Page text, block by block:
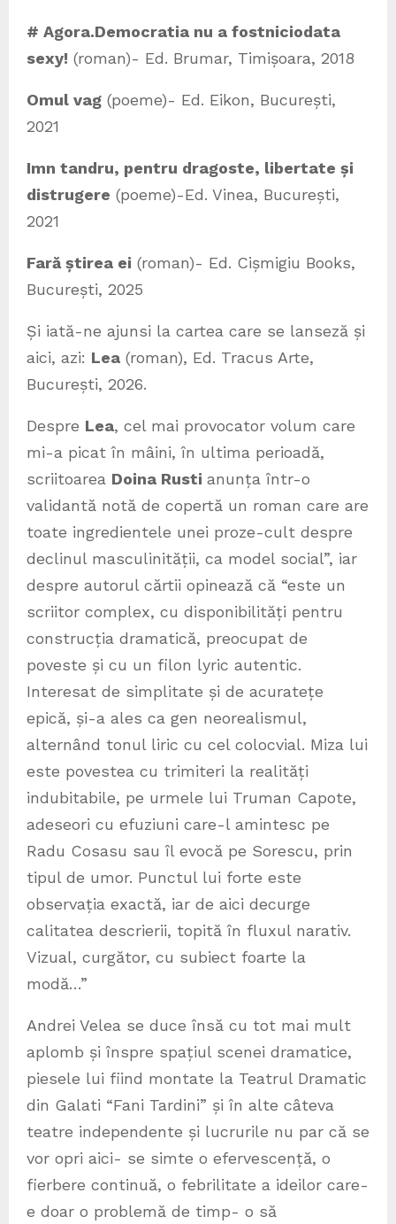
# Agora.Democratia nu a fostniciodata
sexy! (roman)- Ed. Brumar, Timișoara, 2018
Omul vag (poeme)- Ed. Eikon, București,
2021
Imn tandru, pentru dragoste, libertate și
distrugere (poeme)-Ed. Vinea, București,
2021
Fară știrea ei (roman)- Ed. Cișmigiu Books,
București, 2025
Și iată-ne ajunsi la cartea care se lanseză și
aici, azi: Lea (roman), Ed. Tracus Arte,
București, 2026.
Despre Lea, cel mai provocator volum care
mi-a picat în mâini, în ultima perioadă,
scriitoarea Doina Rusti anunța într-o
validantă notă de copertă un roman care are
toate ingredientele unei proze-cult despre
declinul masculinității, ca model social”, iar
despre autorul cărtii opinează că “este un
scriitor complex, cu disponibilități pentru
construcția dramatică, preocupat de
poveste și cu un filon lyric autentic.
Interesat de simplitate și de acuratețe
epică, și-a ales ca gen neorealismul,
alternând tonul liric cu cel colocvial. Miza lui
este povestea cu trimiteri la realități
indubitabile, pe urmele lui Truman Capote,
adeseori cu efuziuni care-l amintesc pe
Radu Cosasu sau îl evocă pe Sorescu, prin
tipul de umor. Punctul lui forte este
observația exactă, iar de aici decurge
calitatea descrierii, topită în fluxul narativ.
Vizual, curgător, cu subiect foarte la
modă…”
Andrei Velea se duce însă cu tot mai mult
aplomb și înspre spațiul scenei dramatice,
piesele lui fiind montate la Teatrul Dramatic
din Galati “Fani Tardini” și în alte câteva
teatre independente și lucrurile nu par că se
vor opri aici- se simte o efervescență, o
fierbere continuă, o febrilitate a ideilor care-
e doar o problemă de timp- o să